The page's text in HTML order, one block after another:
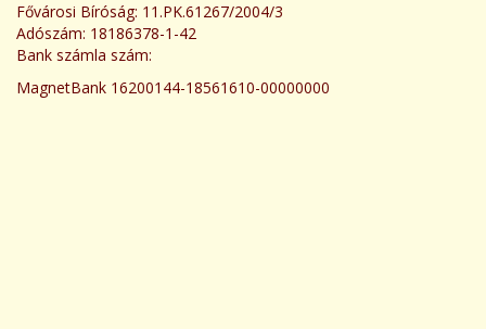
Fővárosi Bíróság: 11.PK.61267/2004/3
Adószám: 18186378-1-42
Bank számla szám:
MagnetBank 16200144-18561610-00000000